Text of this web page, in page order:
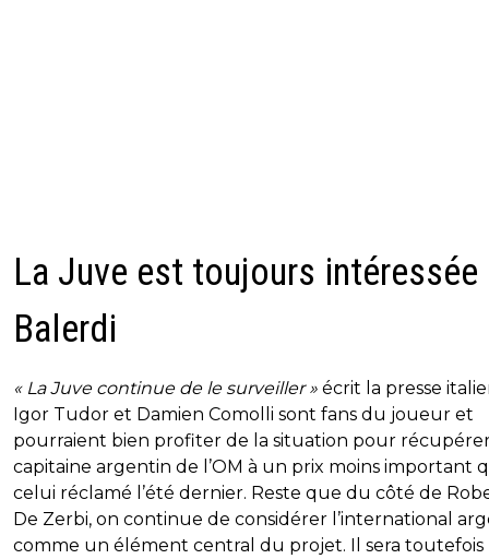
La Juve est toujours intéressée
Balerdi
« La Juve continue de le surveiller » écrit la presse
Igor Tudor et Damien Comolli sont fans du joueur et
pourraient bien profiter de la situation pour
capitaine argentin de l’OM à un prix moins important
celui réclamé l’été dernier. Reste que du côté de
De Zerbi, on continue de considérer l’international
comme un élément central du projet. Il sera toutefois